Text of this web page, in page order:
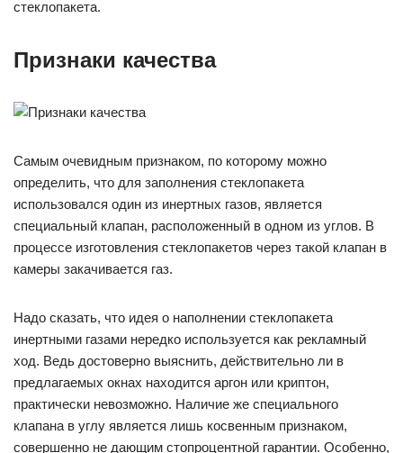
стеклопакета.
Признаки качества
Самым очевидным признаком, по которому можно
определить, что для заполнения стеклопакета
использовался один из инертных газов, является
специальный клапан, расположенный в одном из углов. В
процессе изготовления стеклопакетов через такой клапан в
камеры закачивается газ.
Надо сказать, что идея о наполнении стеклопакета
инертными газами нередко используется как рекламный
ход. Ведь достоверно выяснить, действительно ли в
предлагаемых окнах находится аргон или криптон,
практически невозможно. Наличие же специального
клапана в углу является лишь косвенным признаком,
совершенно не дающим стопроцентной гарантии. Особенно,